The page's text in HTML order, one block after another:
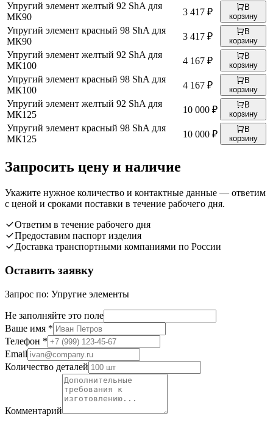
Упругий элемент желтый 92 ShA для
МК90
3 417 ₽
В
корзину
Упругий элемент красный 98 ShA для
МК90
3 417 ₽
В
корзину
Упругий элемент желтый 92 ShA для
МК100
4 167 ₽
В
корзину
Упругий элемент красный 98 ShA для
МК100
4 167 ₽
В
корзину
Упругий элемент желтый 92 ShA для
МК125
10 000 ₽
В
корзину
Упругий элемент красный 98 ShA для
МК125
10 000 ₽
В
корзину
Запросить цену и наличие
Укажите нужное количество и контактные данные — ответим
с ценой и сроками поставки в течение рабочего дня.
Ответим в течение рабочего дня
Предоставим паспорт изделия
Доставка транспортными компаниями по России
Оставить заявку
Запрос по: Упругие элементы
Не заполняйте это поле
Ваше имя *
Телефон *
Email
Количество деталей
Комментарий